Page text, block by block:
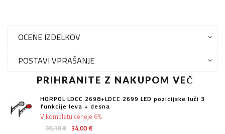
OCENE IZDELKOV
POSTAVI VPRAŠANJE
PRIHRANITE Z NAKUPOM VEČ
HORPOL LDCC 2698+LDCC 2699 LED pozicijske luči 3
funkcije leva + desna
36,18 € 34,00 €
V kompletu ceneje 6%